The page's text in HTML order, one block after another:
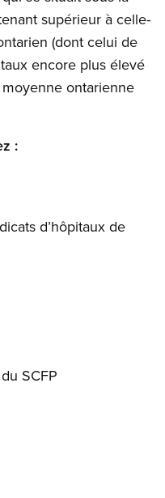
supérieur à celle-
(dont celui de
encore plus élevé
ontarienne
:
d’hôpitaux de
SCFP